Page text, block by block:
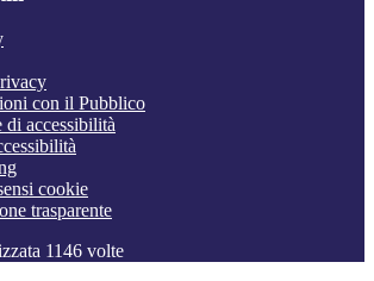
con il Pubblico
di accessibilità
cookie
trasparente
1146 volte